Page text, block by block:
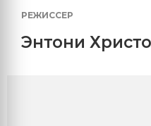
РЕЖИССЕР
Энтони